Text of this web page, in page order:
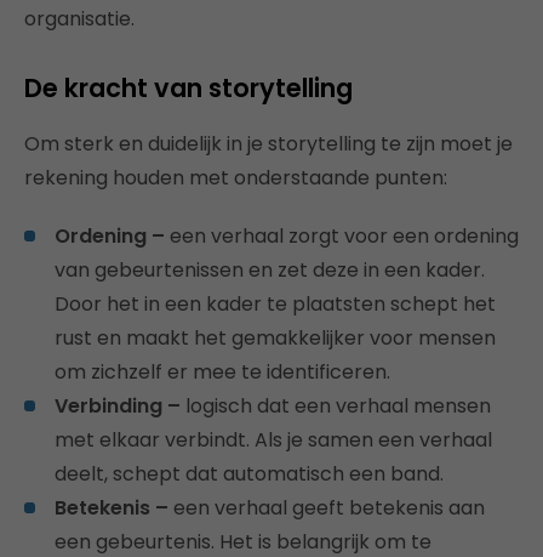
organisatie.
De kracht van storytelling
Om sterk en duidelijk in je storytelling te zijn moet je
rekening houden met onderstaande punten:
Ordening – een verhaal zorgt voor een ordening
van gebeurtenissen en zet deze in een kader.
Door het in een kader te plaatsten schept het
rust en maakt het gemakkelijker voor mensen
om zichzelf er mee te identificeren.
Verbinding – logisch dat een verhaal mensen
met elkaar verbindt. Als je samen een verhaal
deelt, schept dat automatisch een band.
Betekenis – een verhaal geeft betekenis aan
een gebeurtenis. Het is belangrijk om te